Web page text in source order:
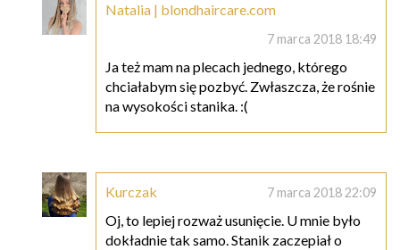
Natalia | blondhaircare.com
7 marca 2018 18:49
Ja też mam na plecach jednego, którego
chciałabym się pozbyć. Zwłaszcza, że rośnie
na wysokości stanika. :(
Kurczak 7 marca 2018 22:09
Oj, to lepiej rozważ usunięcie. U mnie było
dokładnie tak samo. Stanik zaczepiał o